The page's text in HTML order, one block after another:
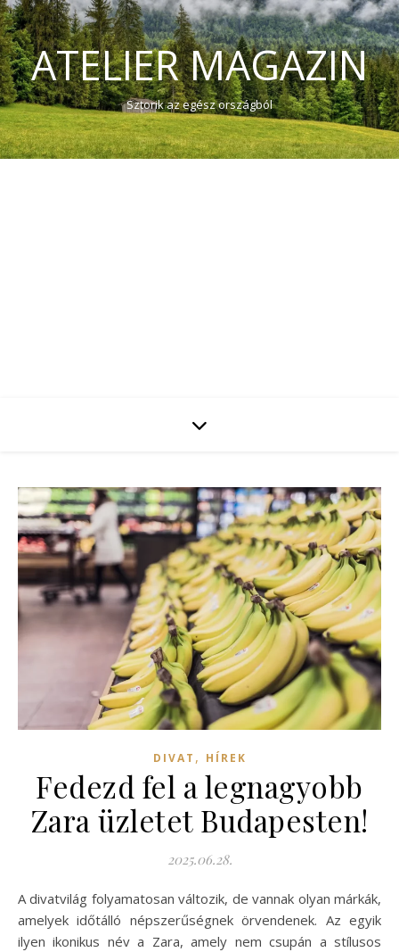
ATELIER MAGAZIN
Sztorik az egész országból
DIVAT , HÍREK
Fedezd fel a legnagyobb
Zara üzletet Budapesten!
2025.06.28.
A divatvilág folyamatosan változik, de vannak olyan márkák,
amelyek időtálló népszerűségnek örvendenek. Az egyik
ilyen ikonikus név a Zara, amely nem csupán a stílusos